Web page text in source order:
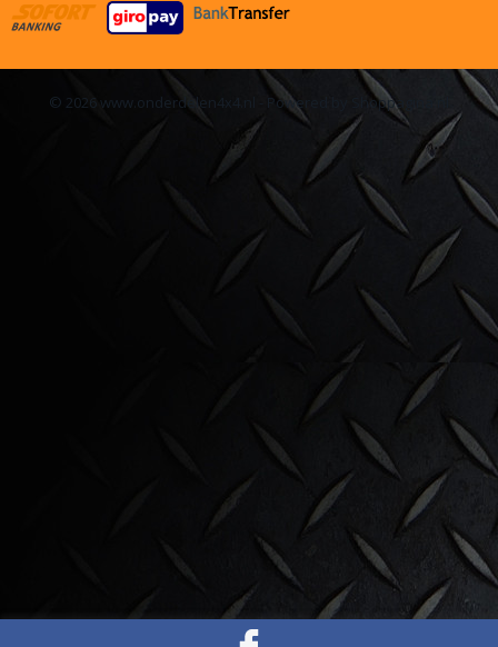
© 2026 www.onderdelen4x4.nl - Powered by Shoppagina.nl